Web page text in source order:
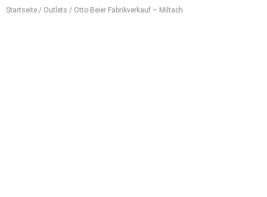
Startseite / Outlets / Otto Beier Fabrikverkauf – Miltach